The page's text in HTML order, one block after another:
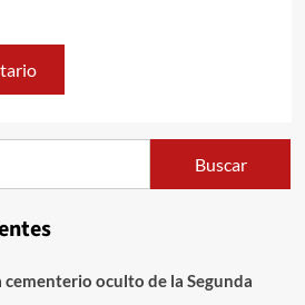
cementerio oculto de la Segunda